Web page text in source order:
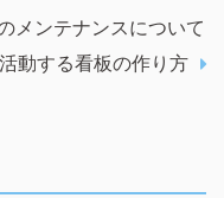
メンテナンスについて
動する看板の作り方